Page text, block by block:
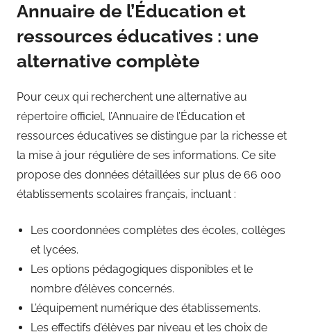
Annuaire de l’Éducation et
ressources éducatives : une
alternative complète
Pour ceux qui recherchent une alternative au
répertoire officiel, l’Annuaire de l’Éducation et
ressources éducatives se distingue par la richesse et
la mise à jour régulière de ses informations. Ce site
propose des données détaillées sur plus de 66 000
établissements scolaires français, incluant :
Les coordonnées complètes des écoles, collèges
et lycées.
Les options pédagogiques disponibles et le
nombre d’élèves concernés.
L’équipement numérique des établissements.
Les effectifs d’élèves par niveau et les choix de